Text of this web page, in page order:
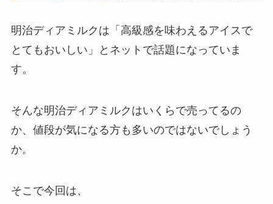
イロカ柔軟剤の値段は？最安値で
にこスマの中古スマホ評判は？実
明治ディアミルクは「高級感を味わえるアイスで
とてもおいしい」とネットで話題になっていま
す。
そんな明治ディアミルクはいくらで売ってるの
か、値段が気になる方も多いのではないでしょう
か。
そこで今回は、